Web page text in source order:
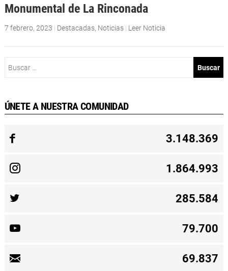
Monumental de La Rinconada
7 febrero, 2023 | Destacadas, Noticias | Leer Noticia
ÚNETE A NUESTRA COMUNIDAD
3.148.369
1.864.993
285.584
79.700
69.837